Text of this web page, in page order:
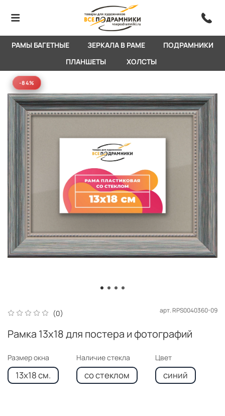
РАМЫ БАГЕТНЫЕ ЗЕРКАЛА В РАМЕ
ПОДРАМНИКИ
ПЛАНШЕТЫ
ХОЛСТЫ
-84%
-84%
(0) арт.RPS0040360-09
Рамка 13x18 для постера и фотографий
Размер окна
13x18 см.
Наличие стекла
со стеклом
Цвет
синий